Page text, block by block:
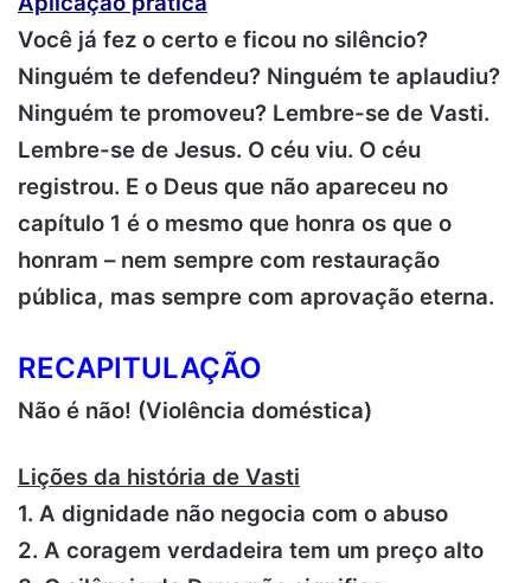
Você já fez o certo e ficou no silêncio?
Ninguém te defendeu? Ninguém te aplaudiu?
Ninguém te promoveu? Lembre-se de Vasti.
Lembre-se de Jesus. O céu viu. O céu
registrou. E o Deus que não apareceu no
capítulo 1 é o mesmo que honra os que o
honram – nem sempre com restauração
pública, mas sempre com aprovação eterna.
RECAPITULAÇÃO
Não é não! (Violência doméstica)
Lições da história de Vasti
1. A dignidade não negocia com o abuso
2. A coragem verdadeira tem um preço alto